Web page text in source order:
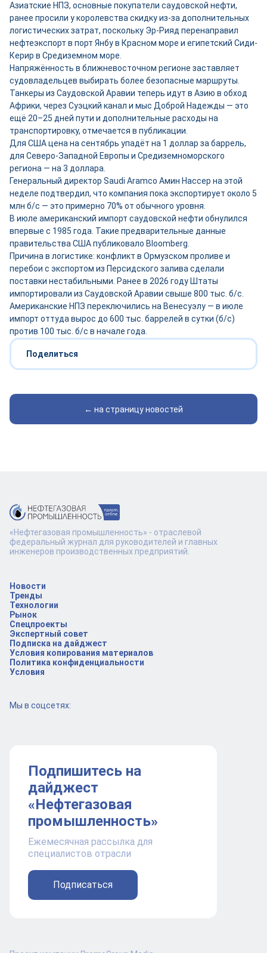
Азиатские НПЗ, основные покупатели саудовской нефти,
ранее просили у королевства скидку из-за дополнительных
логистических затрат, поскольку Эр-Рияд перенаправил
нефтеэкспорт в порт Янбу в Красном море и египетский Сиди-
Керир в Средиземном море.
Напряжённость в ближневосточном регионе заставляет
судовладельцев выбирать более безопасные маршруты.
Танкеры из Саудовской Аравии теперь идут в Азию в обход
Африки, через Суэцкий канал и мыс Доброй Надежды — это
ещё 20–25 дней пути и дополнительные расходы на
транспортировку, отмечается в публикации.
Для США цена на сентябрь упадёт на 1 доллар за баррель,
для Северо-Западной Европы и Средиземноморского
региона — на 3 доллара.
Генеральный директор Saudi Aramco Амин Нассер на этой
неделе подтвердил, что компания пока экспортирует около 5
млн б/с — это примерно 70% от обычного уровня.
В июле американский импорт саудовской нефти обнулился
впервые с 1985 года. Такие предварительные данные
правительства США публиковало Bloomberg.
Причина в логистике: конфликт в Ормузском проливе и
перебои с экспортом из Персидского залива сделали
поставки нестабильными. Ранее в 2026 году Штаты
импортировали из Саудовской Аравии свыше 800 тыс. б/с.
Американские НПЗ переключились на Венесуэлу — в июле
импорт оттуда вырос до 600 тыс. баррелей в сутки (б/с)
против 100 тыс. б/с в начале года.
Поделиться
← на страницу новостей
Новости
Тренды
Технологии
Рынок
Спецпроекты
Экспертный совет
Подписка на дайджест
Условия копирования материалов
Политика конфиденциальности
Условия
Мы в соцсетях:
Подпишитесь на
дайджест
«Нефтегазовая
промышленность»
Ежемесячная рассылка для
специалистов отрасли
Подписаться
«Нефтегазовая промышленность» - отраслевой
федеральный журнал для руководителей и главных
инженеров производственных предприятий.